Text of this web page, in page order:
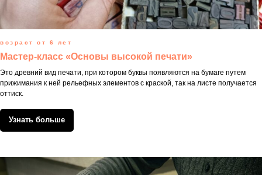
возраст от 6 лет
Мастер-класс «Основы высокой печати»
Это древний вид печати, при котором буквы появляются на бумаге путем
прижимания к ней рельефных элементов с краской, так на листе получается
оттиск.
Узнать больше